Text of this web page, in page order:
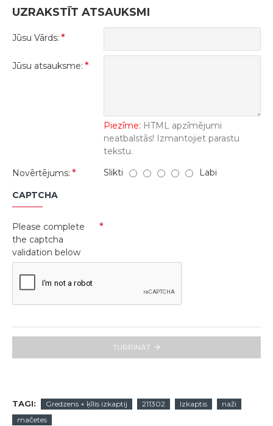
UZRAKSTĪT ATSAUKSMI
Jūsu Vārds:
Jūsu atsauksme:
Piezīme: HTML apzīmējumi
neatbalstās! Izmantojiet parastu
tekstu.
Novērtējums:
Slikti Labi
CAPTCHA
Please complete
the captcha
validation below
TURPINĀT
TAGI: Gredzens + ķīlis izkaptij 211302 Izkaptis
naži
mačetes